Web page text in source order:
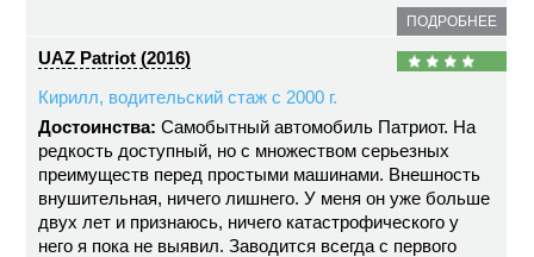
ПОДРОБНЕЕ
UAZ Patriot (2016)
Кирилл, водительский стаж с 2000 г.
Достоинства: Самобытный автомобиль Патриот. На
редкость доступный, но с множеством серьезных
преимуществ перед простыми машинами. Внешность
внушительная, ничего лишнего. У меня он уже больше
двух лет и признаюсь, ничего катастрофического у
него я пока не выявил. Заводится всегда с первого